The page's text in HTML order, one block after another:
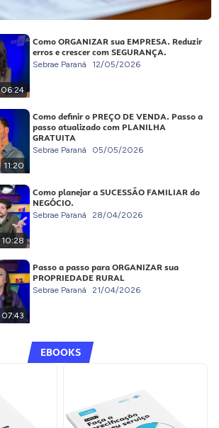
06:24
Como ORGANIZAR sua EMPRESA. Reduzir
erros e crescer com SEGURANÇA.
Sebrae Paraná 12/05/2026
11:20
Como definir o PREÇO DE VENDA. Passo a
passo atualizado com PLANILHA
GRATUITA
Sebrae Paraná 05/05/2026
10:28
Como planejar a SUCESSÃO FAMILIAR do
NEGÓCIO.
Sebrae Paraná 28/04/2026
07:43
Passo a passo para ORGANIZAR sua
PROPRIEDADE RURAL
Sebrae Paraná 21/04/2026
EBOOKS